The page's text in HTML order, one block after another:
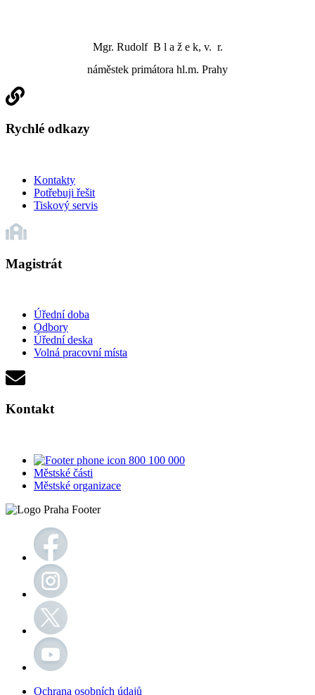
Mgr. Rudolf B l a ž e k, v. r.
náměstek primátora hl.m. Prahy
Rychlé odkazy
Kontakty
Potřebuji řešit
Tiskový servis
Magistrát
Úřední doba
Odbory
Úřední deska
Volná pracovní místa
Kontakt
800 100 000
Městské části
Městské organizace
Ochrana osobních údajů